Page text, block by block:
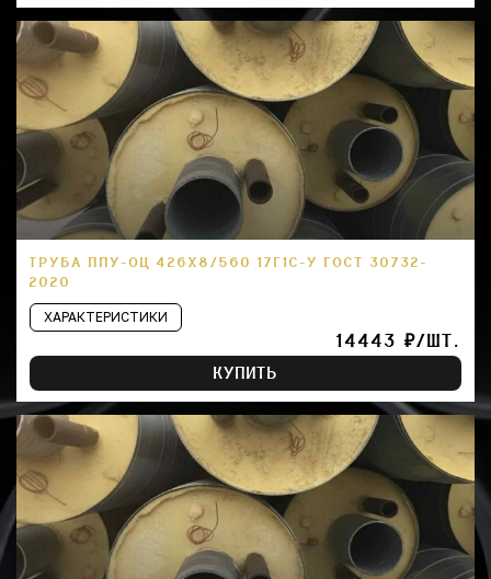
ТРУБА ППУ-ОЦ 426Х8/560 17Г1С-У ГОСТ 30732-
2020
ХАРАКТЕРИСТИКИ
14443 ₽/ШТ.
КУПИТЬ